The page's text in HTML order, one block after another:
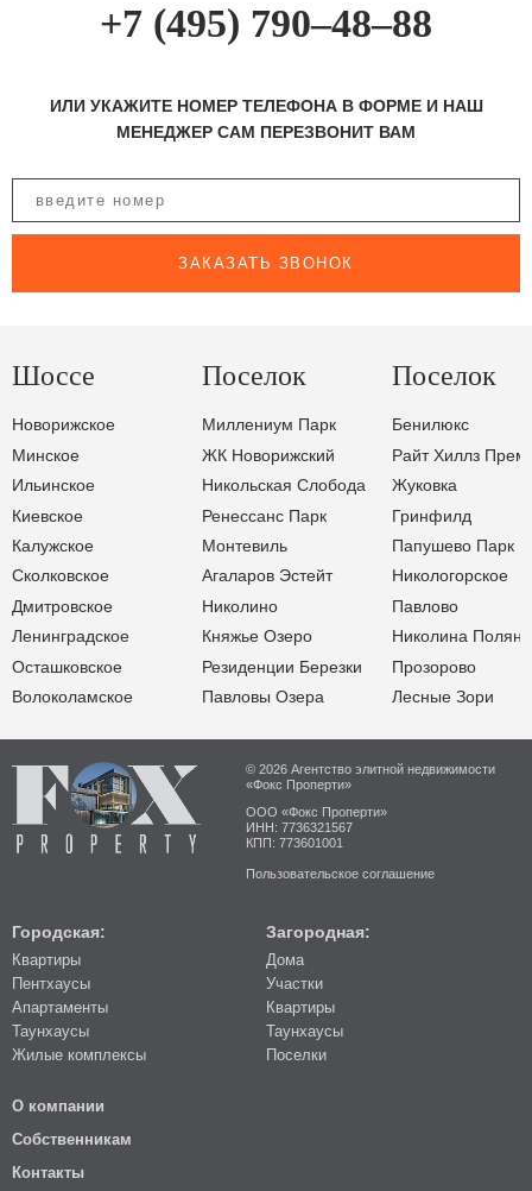
+7 (495) 790–48–88
ИЛИ УКАЖИТЕ НОМЕР ТЕЛЕФОНА В ФОРМЕ И НАШ
МЕНЕДЖЕР САМ ПЕРЕЗВОНИТ ВАМ
ЗАКАЗАТЬ ЗВОНОК
Шоссе
Новорижское
Минское
Ильинское
Киевское
Калужское
Сколковское
Дмитровское
Ленинградское
Осташковское
Волоколамское
Поселок
Миллениум Парк
ЖК Новорижский
Никольская Слобода
Ренессанс Парк
Монтевиль
Агаларов Эстейт
Николино
Княжье Озеро
Резиденции Березки
Павловы Озера
Поселок
Бенилюкс
Райт Хиллз
Жуковка
Гринфилд
Папушево Парк
Никологорское
Павлово
Николина Поляна
Прозорово
Лесные Зори
© 2026 Агентство элитной недвижимости
«Фокс Проперти»
ООО «Фокс Проперти»
ИНН: 7736321567
КПП: 773601001
Пользовательское соглашение
Городская:
Квартиры
Пентхаусы
Апартаменты
Таунхаусы
Жилые комплексы
Загородная:
Дома
Участки
Квартиры
Таунхаусы
Поселки
О компании
Собственникам
Контакты